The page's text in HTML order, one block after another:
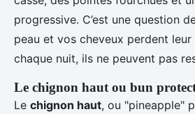
progressive. C’est une question
peau et vos cheveux perdent
chaque nuit, ils ne peuvent pas
Le chignon haut ou bun
Le chignon haut, ou "pineapple"